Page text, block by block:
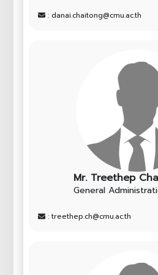
: danai.chaitong@cmu.ac.th
Mr. Treethep
General
: treethep.ch@cmu.ac.th